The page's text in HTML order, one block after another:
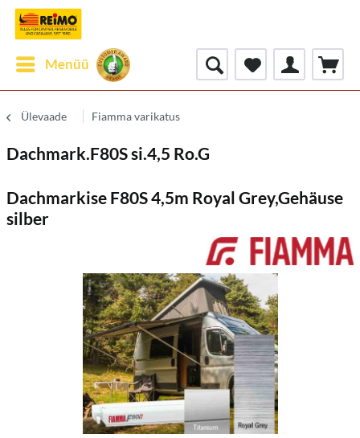
Menüü
Ülevaade Fiamma varikatus
Dachmark.F80S si.4,5 Ro.G
Dachmarkise F80S 4,5m Royal Grey,Gehäuse
silber